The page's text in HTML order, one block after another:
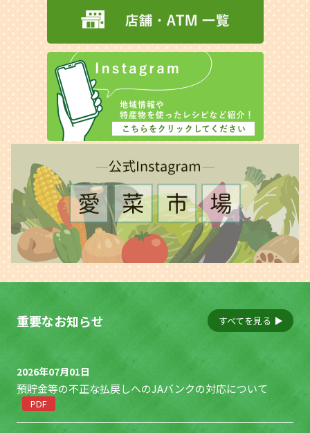
重要なお知らせ すべてを見る
2026年07月01日
預貯金等の不正な払戻しへのJAバンクの対応について
PDF